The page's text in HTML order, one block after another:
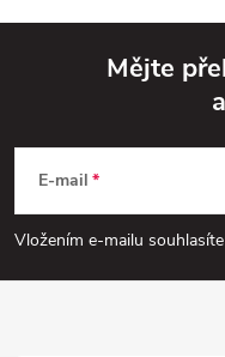
p
Mějte
E-mail
Vložením e-mailu